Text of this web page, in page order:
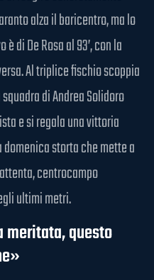
alza il baricentro, ma lo
di De Rosa al 93’, con la
Al triplice fischio scoppia
di Andrea Solidoro
e si regala una vittoria
storta che mette a
centrocampo
ultimi metri.
meritata, questo